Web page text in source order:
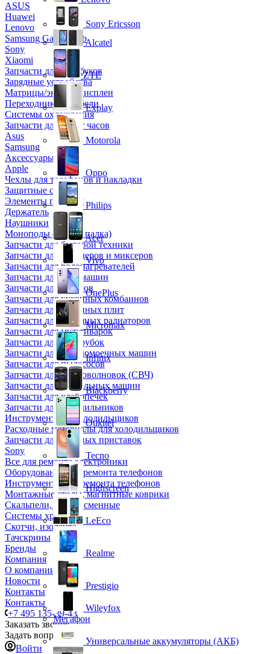
ASUS
Huawei
Lenovo
Samsung Galaxy Tab
Sony
Xiaomi
Запчасти для ноутбуков
Зарядные устройства
Матрицы/экраны/дисплеи
Переходники и кабели
Системы охлаждения
Запчасти для смарт часов
Asus
Samsung
Аксессуары
Apple
Чехлы для телефонов и накладки
Защитные стекла
Элементы питания
Держатель
Наушники
Моноподы (Селфи палка)
Запчасти для бытовой техники
Запчасти для блендеров и миксеров
Запчасти для водонагревателей
Запчасти для кофемашин
Запчасти для кулеров
Запчасти для кухонных комбаинов
Запчасти для кухонных плит
Запчасти для масляных радиаторов
Запчасти для мультиварок
Запчасти для мясорубок
Запчасти для посудомоечных машин
Запчасти для пылесосов
Запчасти для микроволновок (СВЧ)
Запчасти для стиральных машин
Запчасти для хлебопечек
Запчасти для холодильников
Инструмент для холодильщиков
Расходные материалы для холодильщиков
Запчасти для игровых приставок
Sony
Все для ремонта электроники
Оборудование для ремонта телефонов
Инструменты для ремонта телефонов
Монтажные столы, магнитные коврики
Скальпели, лезвия сменные
Системы хранения
Скотчи, изолента
Тачскрины
Бренды
Компания
О компании
Новости
Контакты
Контакты
+7 495 135-39-43
Заказать звонок
Задать вопрос
Войти
Sony Ericsson
Alcatel
ZTE
Explay
Motorola
Oppo
Philips
Acer
Vivo
OnePlus
Micromax
Infinix
Blackberry
Oukitel
Tecno
Highscreen
LeEco
Realme
Prestigio
Wileyfox
Мегафон
Универсальные аккумуляторы (АКБ)